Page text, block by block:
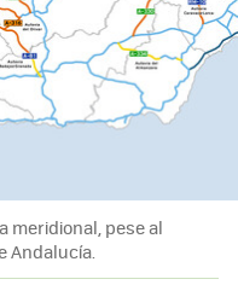
meridional, pese al
Andalucía.